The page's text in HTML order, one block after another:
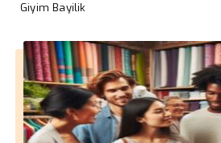
Giyim Bayilik